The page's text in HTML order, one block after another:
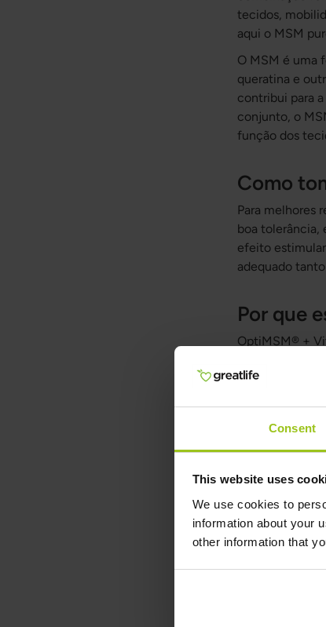
Consent
This website uses
We use cookies to
information about your
other information that
tecidos,
aqui o MSM
O MSM é uma
queratina e
contribui para
conjunto, o
função dos
Como
Para melhores
boa tolerância,
efeito
adequado
Por que
OptiMSM® +
apoiar os
Suporte
O MSM
e dos tecidos.
Suporte
A
Contribui